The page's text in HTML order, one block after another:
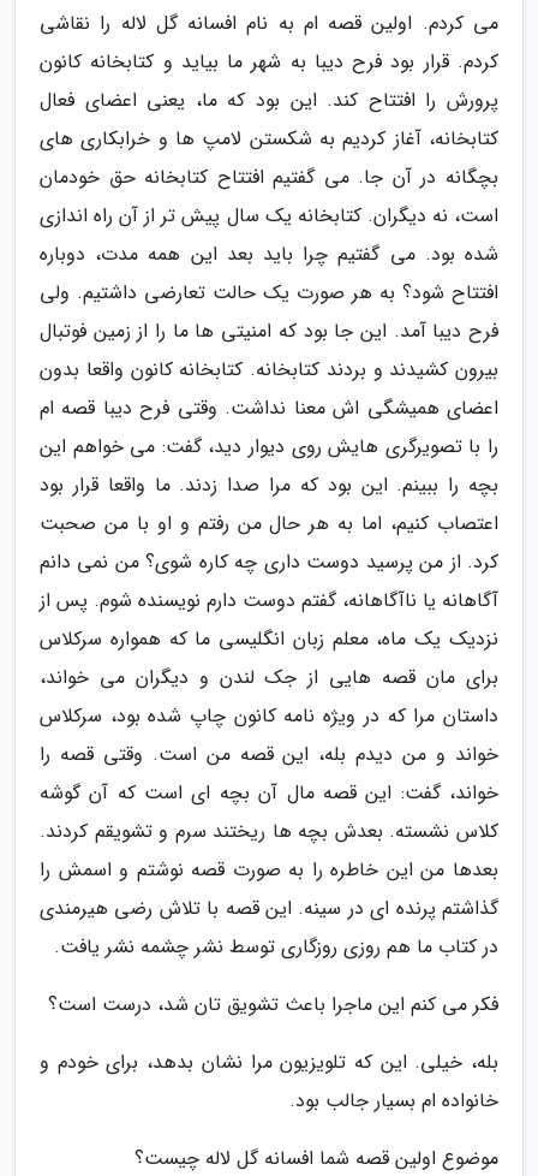
می کردم. اولین قصه ام به نام افسانه گل لاله را نقاشی
کردم. قرار بود فرح دیبا به شهر ما بیاید و کتابخانه کانون
پرورش را افتتاح کند. این بود که ما، یعنی اعضای فعال
کتابخانه، آغاز کردیم به شکستن لامپ ها و خرابکاری های
بچگانه در آن جا. می گفتیم افتتاح کتابخانه حق خودمان
است، نه دیگران. کتابخانه یک سال پیش تر از آن راه اندازی
شده بود. می گفتیم چرا باید بعد این همه مدت، دوباره
افتتاح شود؟ به هر صورت یک حالت تعارضی داشتیم. ولی
فرح دیبا آمد. این جا بود که امنیتی ها ما را از زمین فوتبال
بیرون کشیدند و بردند کتابخانه. کتابخانه کانون واقعا بدون
اعضای همیشگی اش معنا نداشت. وقتی فرح دیبا قصه ام
را با تصویرگری هایش روی دیوار دید، گفت: می خواهم این
بچه را ببینم. این بود که مرا صدا زدند. ما واقعا قرار بود
اعتصاب کنیم، اما به هر حال من رفتم و او با من صحبت
کرد. از من پرسید دوست داری چه کاره شوی؟ من نمی دانم
آگاهانه یا ناآگاهانه، گفتم دوست دارم نویسنده شوم. پس از
نزدیک یک ماه، معلم زبان انگلیسی ما که همواره سرکلاس
برای مان قصه هایی از جک لندن و دیگران می خواند،
داستان مرا که در ویژه نامه کانون چاپ شده بود، سرکلاس
خواند و من دیدم بله، این قصه من است. وقتی قصه را
خواند، گفت: این قصه مال آن بچه ای است که آن گوشه
کلاس نشسته. بعدش بچه ها ریختند سرم و تشویقم کردند.
بعدها من این خاطره را به صورت قصه نوشتم و اسمش را
گذاشتم پرنده ای در سینه. این قصه با تلاش رضی هیرمندی
در کتاب ما هم روزی روزگاری توسط نشر چشمه نشر یافت.
فکر می کنم این ماجرا باعث تشویق تان شد، درست است؟
بله، خیلی. این که تلویزیون مرا نشان بدهد، برای خودم و
خانواده ام بسیار جالب بود.
موضوع اولین قصه شما افسانه گل لاله چیست؟